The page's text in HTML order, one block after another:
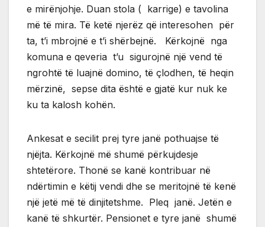
e mirënjohje. Duan stola ( karrige) e tavolina
më të mira. Të ketë njerëz që interesohen për
ta, t’i mbrojnë e t’i shërbejnë. Kërkojnë nga
komuna e qeveria t’u sigurojnë një vend të
ngrohtë të luajnë domino, të çlodhen, të heqin
mërzinë, sepse dita është e gjatë kur nuk ke
ku ta kalosh kohën.
Ankesat e secilit prej tyre janë pothuajse të
njëjta. Kërkojnë më shumë përkujdesje
shtetërore. Thonë se kanë kontribuar në
ndërtimin e këtij vendi dhe se meritojnë të kenë
një jetë më të dinjitetshme. Pleq janë. Jetën e
kanë të shkurtër. Pensionet e tyre janë shumë